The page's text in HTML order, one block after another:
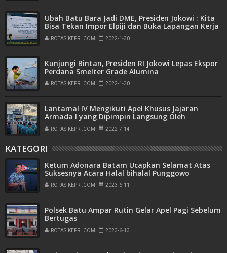
Ubah Batu Bara Jadi DME, Presiden Jokowi : Kita
Bisa Tekan Impor Elpiji dan Buka Lapangan Kerja
ROTASIKEPRI.COM 2022-1-30
Kunjungi Bintan, Presiden RI Jokowi Lepas Ekspor
Perdana Smelter Grade Alumina
ROTASIKEPRI.COM 2022-1-30
Lantamal IV Mengikuti Apel Khusus Jajaran
Armada I yang Dipimpin Langsung Oleh
Pangkoarmada I
ROTASIKEPRI.COM 2022-7-14
KATEGORI
Ketum Adonara Batam Ucapkan Selamat Atas
Suksesnya Acara Halal bihalal Punggowo
ROTASIKEPRI.COM 2023-6-11
Polsek Batu Ampar Rutin Gelar Apel Pagi Sebelum
Bertugas
ROTASIKEPRI.COM 2023-6-13